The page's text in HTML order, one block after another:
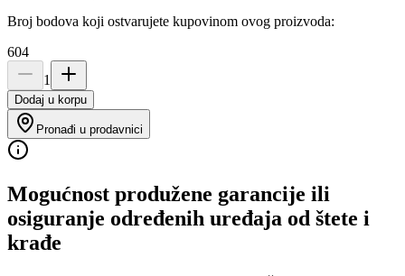
Broj bodova koji ostvarujete kupovinom ovog proizvoda:
604
1
Dodaj u korpu
Pronađi u prodavnici
Mogućnost produžene garancije ili
osiguranje određenih uređaja od štete i
krađe